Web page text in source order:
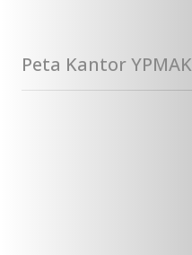
Peta Kantor YPMAK